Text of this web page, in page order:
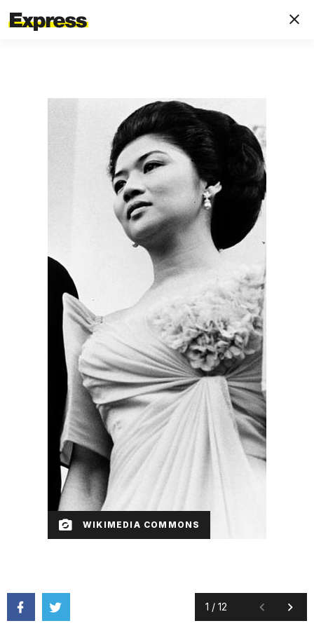
WIKIMEDIA COMMONS
1 / 12